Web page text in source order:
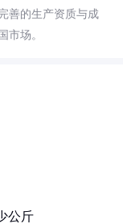
善的生产资质与成
市场。
公斤